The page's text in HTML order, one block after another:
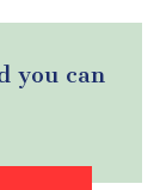
you can